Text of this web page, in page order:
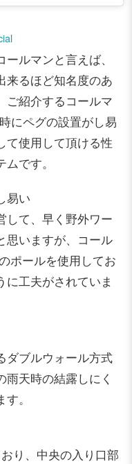
ルマンと言えば、
来るほど知名度のあ
ご紹介するコールマ
にペグの設置がし易
て使用して頂ける性
です。
易い
して、早く野外ワー
思いますが、コール
ポールを使用してお
に工夫がされていま
ダブルウォール方式
天時の結露しにく
。
り、中央の入り口部